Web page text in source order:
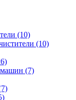
(10)
(10)
машин (7)